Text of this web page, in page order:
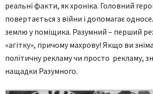
реальні факти, як хроніка. Головний
повертається з війни і допомагає
землю у поміщика. Разумний – перший
«агітку», причому махрову! Якщо ви
політичну рекламу чи просто рекламу,
нащадки Разумного.